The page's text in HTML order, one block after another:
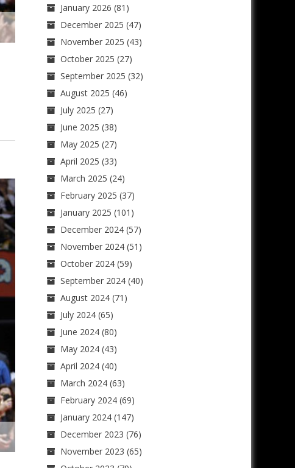
January 2026 (81)
December 2025 (47)
November 2025 (43)
October 2025 (27)
September 2025 (32)
August 2025 (46)
July 2025 (27)
June 2025 (38)
May 2025 (27)
April 2025 (33)
March 2025 (24)
February 2025 (37)
January 2025 (101)
December 2024(57)
November 2024(51)
October 2024(59)
September 2024(40)
August 2024(71)
July 2024(65)
June 2024(80)
May 2024(43)
April 2024(40)
March 2024(63)
February 2024(69)
January 2024(147)
December 2023 (76)
November 2023 (65)